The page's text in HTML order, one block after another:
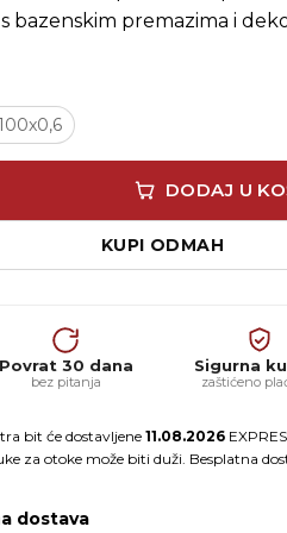
bazenskim premazima i
tepih količina
DODAJ U
KUPI ODMAH
Povrat 30 dana
bez pitanja
Sigurna
zaštićeno
bit će dostavljene 11.08.2026
za otoke može biti duži. Besplatna
dostava